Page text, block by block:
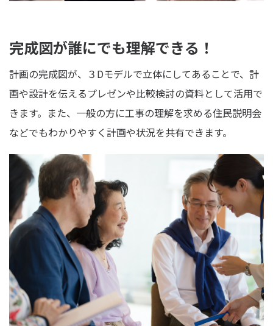
完成図が誰にでも理解できる！
計画の完成図が、３Dモデルで立体にしてあることで、計
画や設計を伝えるプレゼンや比較検討の資料として活用で
きます。また、一般の方に工事の理解を求める住民説明会
などでもわかりやすく計画や状況を共有できます。